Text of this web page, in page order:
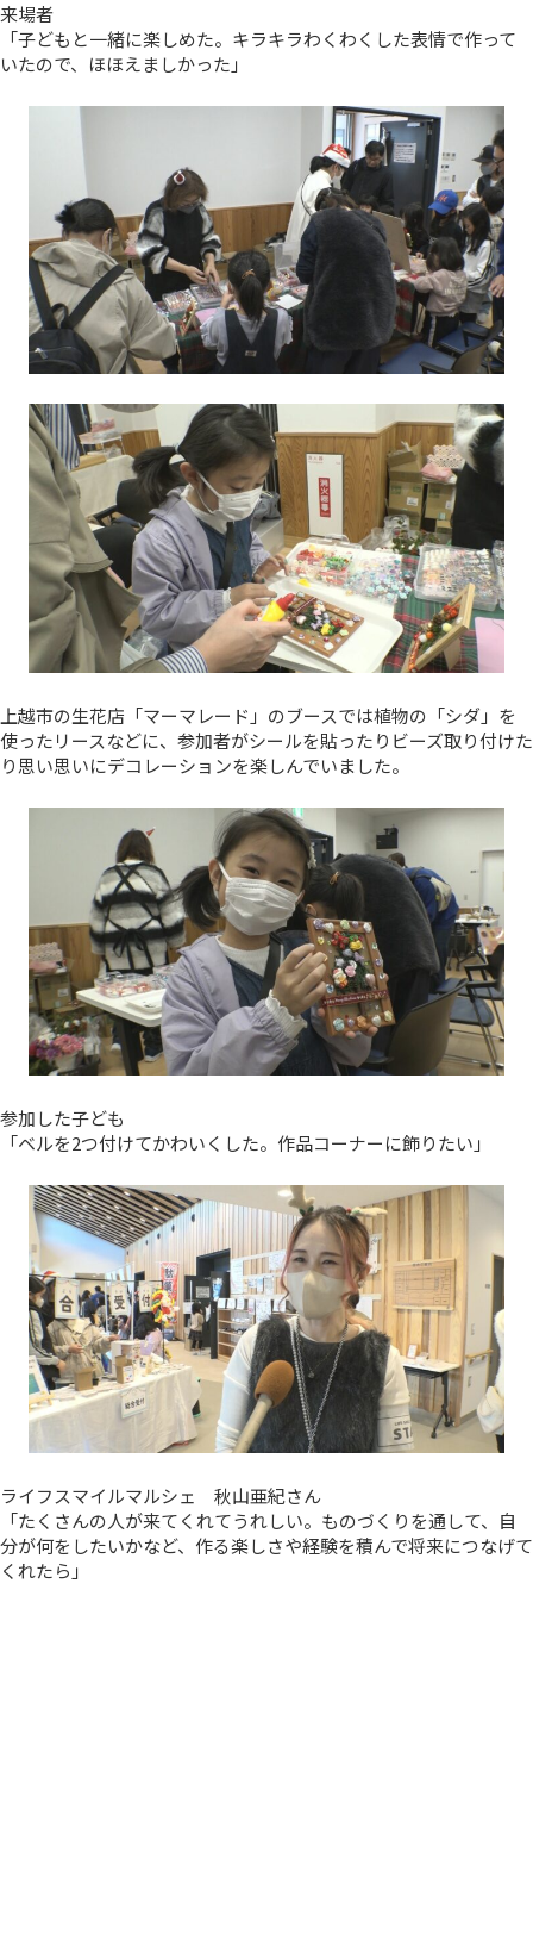
来場者
「子どもと一緒に楽しめた。キラキラわくわくした表情で作って
いたので、ほほえましかった」
上越市の生花店「マーマレード」のブースでは植物の「シダ」を
使ったリースなどに、参加者がシールを貼ったりビーズ取り付けた
り思い思いにデコレーションを楽しんでいました。
参加した子ども
「ベルを2つ付けてかわいくした。作品コーナーに飾りたい」
ライフスマイルマルシェ 秋山亜紀さん
「たくさんの人が来てくれてうれしい。ものづくりを通して、自
分が何をしたいかなど、作る楽しさや経験を積んで将来につなげて
くれたら」